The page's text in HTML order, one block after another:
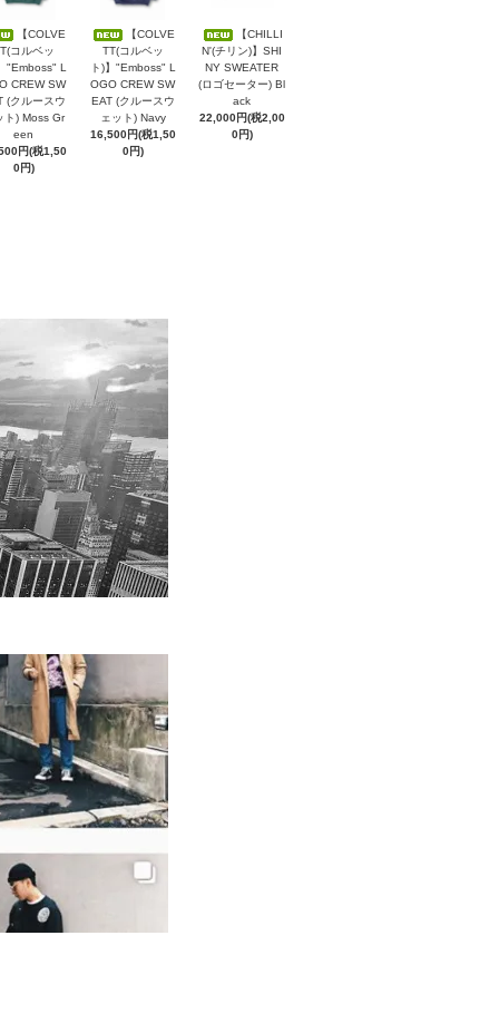
【COLVE
コルベッ
"Emboss" L
CREW SW
(クルースウ
ト) Moss Gr
een
円(税1,50
0円)
【COLVE
TT(コルベッ
ト)】"Emboss" L
OGO CREW SW
EAT (クルースウ
ェット) Navy
16,500円(税1,50
0円)
【CHILLI
N'(チリン)】SHI
NY SWEATER
(ロゴセーター) Bl
ack
22,000円(税2,00
0円)